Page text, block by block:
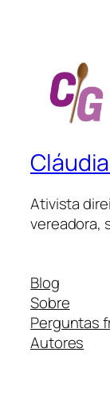
Ativista
vereadora,
Blog
Sobre
Perguntas
Autores